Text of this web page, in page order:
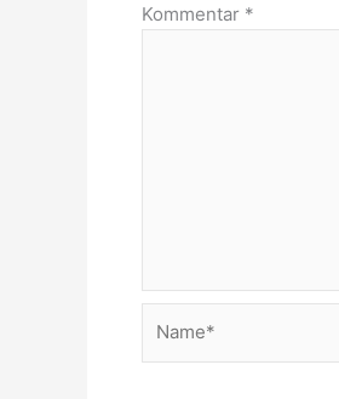
Kommentar *